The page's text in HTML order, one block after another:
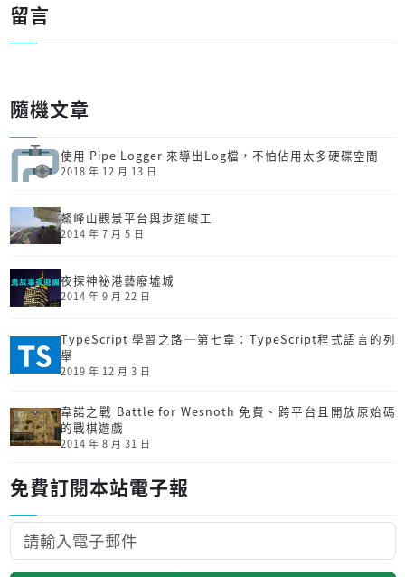
留言
隨機文章
使用 Pipe Logger 來導出Log檔，不怕佔用太多硬碟空間
2018 年 12 月 13 日
鰲峰山觀景平台與步道峻工
2014 年 7 月 5 日
夜探神祕港藝廢墟城
2014 年 9 月 22 日
TypeScript 學習之路─第七章：TypeScript程式語言的列
舉
2019 年 12 月 3 日
韋諾之戰 Battle for Wesnoth 免費、跨平台且開放原始碼
的戰棋遊戲
2014 年 8 月 31 日
免費訂閱本站電子報